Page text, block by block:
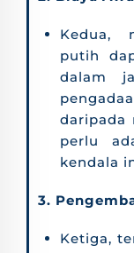
Kedua,
putih
dalam
daripada
perlu
kendala
3.
Ketiga,